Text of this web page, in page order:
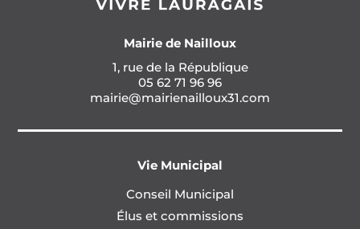
Mairie de Nailloux
1, rue de la République
05 62 71 96 96
mairie@mairienailloux31.com
Vie Municipal
Conseil Municipal
Élus et commissions